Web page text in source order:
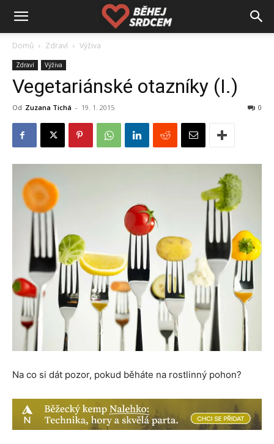
Domů Zdraví Výživa
Zdraví Výživa
Vegetariánské otazníky (I.)
Od Zuzana Tichá - 19. 1. 2015 0
Na co si dát pozor, pokud běháte na rostlinný pohon?